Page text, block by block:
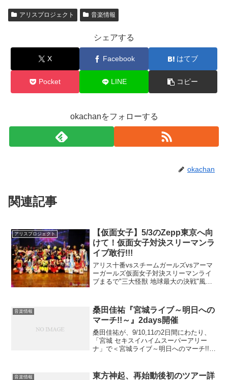
アリスプロジェクト 音楽情報
シェアする
X Facebook はてブ
Pocket LINE コピー
okachanをフォローする
okachan
関連記事
アリスプロジェクト
【仮面女子】5/3のZepp東京へ向
けて！仮面女子対決スリーマンラ
イブ敢行!!!
アリス十番vsスチームガールズvsアーマ
ーガールズ仮面女子対決スリーマンライ
ブまるで"三大怪獣 地球最大の決戦"風な
のスリーマンライブが開催された。その
数時間前、今年成...
音楽情報
桑田佳祐『宮城ライブ～明日への
マーチ!!～』2days開催
桑田佳祐が、9/10,11の2日間にわたり、
「宮城 セキスイハイムスーパーアリー
ナ」で＜宮城ライブ～明日へのマーチ!!～
な復帰ライヴ。震災後、チーム・アミュ
音楽情報
東方神起、再始動後初のツアー詳